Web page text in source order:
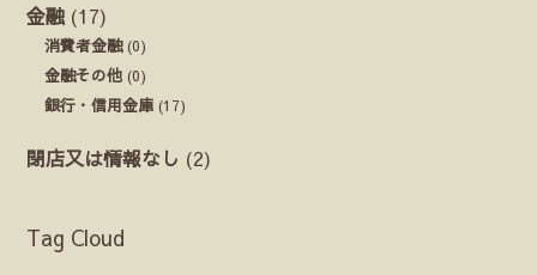
金融 (17)
消費者金融(0)
金融その他 (0)
銀行・信用金庫 (17)
閉店又は情報なし (2)
Tag Cloud